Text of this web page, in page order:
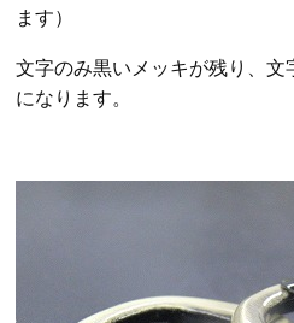
ます）
文字のみ黒いメッキが残り、文
になります。